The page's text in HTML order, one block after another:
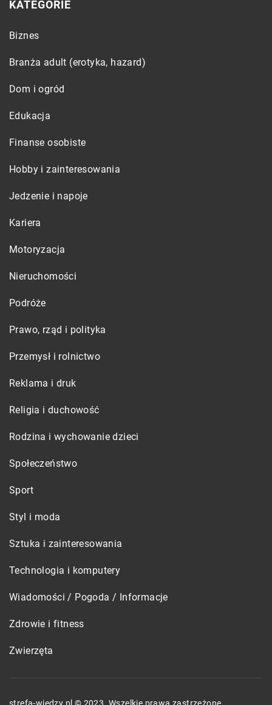
KATEGORIE
Biznes
Branża adult (erotyka, hazard)
Dom i ogród
Edukacja
Finanse osobiste
Hobby i zainteresowania
Jedzenie i napoje
Kariera
Motoryzacja
Nieruchomości
Podróże
Prawo, rząd i polityka
Przemysł i rolnictwo
Reklama i druk
Religia i duchowość
Rodzina i wychowanie dzieci
Społeczeństwo
Sport
Styl i moda
Sztuka i zainteresowania
Technologia i komputery
Wiadomości / Pogoda / Informacje
Zdrowie i fitness
Zwierzęta